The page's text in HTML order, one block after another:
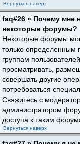
Вернуться наверх
faq#26 » Почему мне
некоторые форумы?
Некоторые форумы
только определенным
группам
просматривать,
совершать другие
потребоваться
Свяжитесь с
администратором
доступа к таким
Вернуться наверх